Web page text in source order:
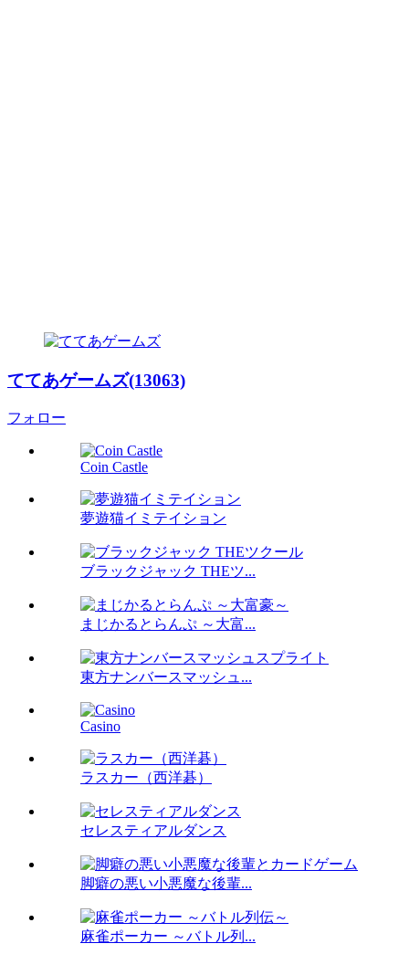
ててあゲームズ(13063)
フォロー
Coin Castle
夢遊猫イミテイション
ブラックジャック THEツ...
まじかるとらんぷ ～大富...
東方ナンバースマッシュ...
Casino
ラスカー（西洋碁）
セレスティアルダンス
脚癖の悪い小悪魔な後輩...
麻雀ポーカー ～バトル列...